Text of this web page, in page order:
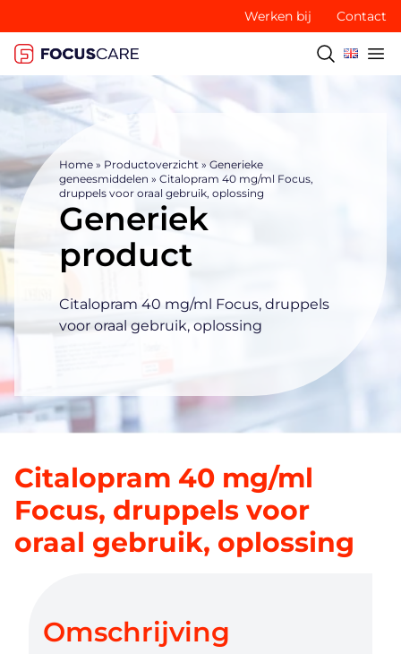
Werken bij Contact
Home » Productoverzicht » Generieke
geneesmiddelen » Citalopram 40 mg/ml Focus,
druppels voor oraal gebruik, oplossing
Generiek
product
Citalopram 40 mg/ml Focus, druppels
voor oraal gebruik, oplossing
Citalopram 40 mg/ml
Focus, druppels voor
oraal gebruik, oplossing
Omschrijving